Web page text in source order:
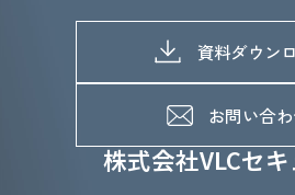
株式会社VLCセ
よくあるご質問
SDGs推進体制
D&Iの取り組み
募集職種一覧
メッセージ
メンバーインタビュー
資料ダウン
お問い合